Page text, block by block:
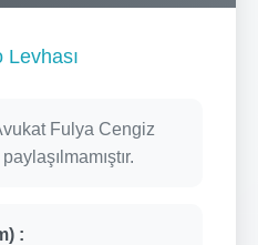
Fulya Cengiz
: